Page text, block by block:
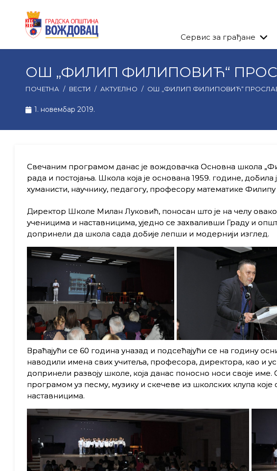
Сервис за грађане
ОШ „ФИЛИП ФИЛИПОВИЋ“
ПОЧЕТНА / ВЕСТИ / АКТУЕЛНО / ОШ „ФИЛИП ФИЛИПОВИЋ“
1. новембар 2019.
Свечаним програмом данас је вождовачка Основна школа
рада и постојања. Школа која је основана 1959. године,
хуманисти, научнику, педагогу, професору математике
Директор Школе Милан Луковић, поносан што је на челу овако
ученицима и наставницима, уједно се захваливши Граду и
допринели да школа сада добије лепши и модернији изглед.
Враћајући се 60 година уназад и подсећајући се на годину
наводили имена свих учитеља, професора, директора, као и
допринели развоју школе, која данас поносно носи своје
програмом уз песму, музику и скечеве из школских клупа
наставницима.